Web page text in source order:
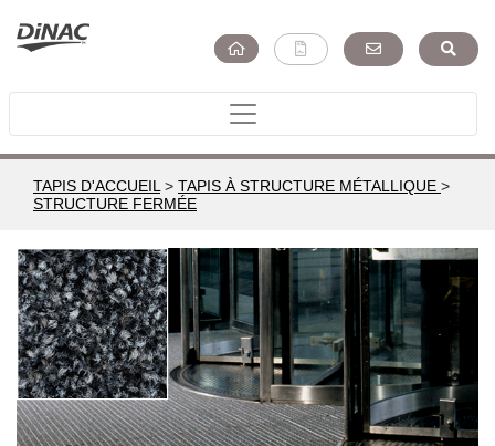
TAPIS D'ACCUEIL > TAPIS À STRUCTURE MÉTALLIQUE >
STRUCTURE FERMÉE